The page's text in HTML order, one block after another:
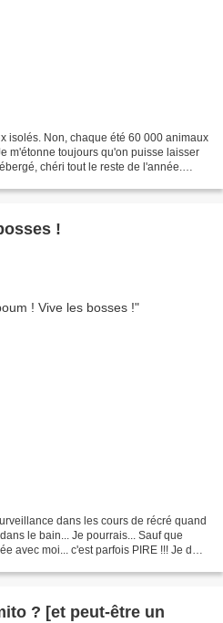
isolés. Non, chaque été 60 000 animaux
m'étonne toujours qu'on puisse laisser
chéri tout le reste de l'année.
!
dans les cours de récré quand
le bain... Je pourrais... Sauf que
avec moi... c'est parfois PIRE !!! Je dois
? [et peut-être un